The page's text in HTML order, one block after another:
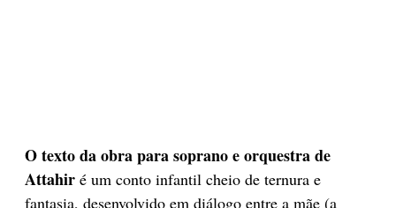
O texto da obra para soprano e orquestra de
Attahir é um conto infantil cheio de ternura e
fantasia, desenvolvido em diálogo entre a mãe (a